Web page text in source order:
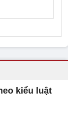
kiểu luật